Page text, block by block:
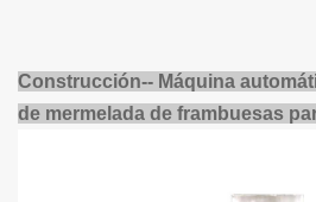
Construcción-- Máquina
de mermelada de frambuesas